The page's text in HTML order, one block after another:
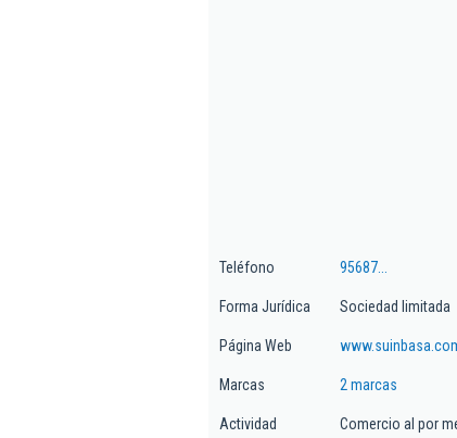
Teléfono 95687...
Forma Jurídica Sociedad limitada
Página Web
Marcas 2 marcas
Actividad Comercio al por